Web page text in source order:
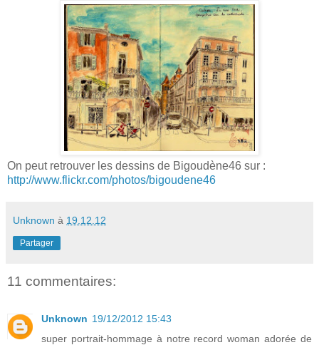
On peut retrouver les dessins de Bigoudène46 sur :
http://www.flickr.com/photos/bigoudene46
Unknown à 19.12.12
Partager
11 commentaires:
Unknown 19/12/2012 15:43
super portrait-hommage à notre record woman adorée de